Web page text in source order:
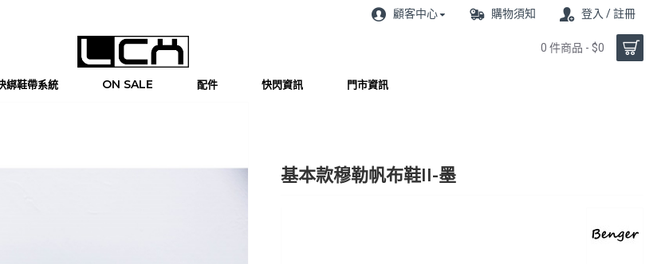
顧客中心 購物須知 登入 / 註冊
0 件商品 - $0
綁鞋帶系統 ON SALE 配件 快閃資訊 門市資訊
基本款穆勒帆布鞋II-墨